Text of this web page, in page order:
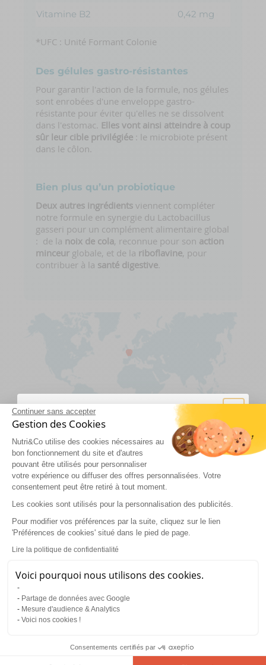
Continuer sans accepter
Gestion des Cookies
Nutri&Co utilise des cookies nécessaires au
bon fonctionnement du site et d'autres
pouvant être utilisés pour personnaliser
votre expérience ou diffuser des offres personnalisées. Votre
consentement peut être retiré à tout moment.
Les cookies sont utilisés pour la personnalisation des publicités.
Pour modifier vos préférences par la suite, cliquez sur le lien
'Préférences de cookies' situé dans le pied de page.
Lire la politique de confidentialité
Voici pourquoi nous utilisons des cookies.
Partage de données avec Google
Mesure d'audience & Analytics
Voici nos cookies !
Consentements certifiés par
Vitamine B2 0,42 mg
*UFC : Unité Formant Colonie
Des gélules gastro-résistantes
Pour garantir l'action de la formule, nos gélules
sont enrobées d'une enveloppe gastro-
résistante pour éviter qu'elles ne se dissolvent
dans l'estomac. Elles vont ainsi atteindre à coup
sûr leur cible privilégiée : le microbiote présent
dans le côlon.
Bien plus qu’un probiotique
Deux autres ingrédients viennent compléter
notre formule en synergie du Lactobacillus
gasseri pour un complément alimentaire global
: de la noix de cola, reconnue pour son action
minceur globale, et de la riboflavine, pour
contribuer à la santé digestive
Origine des ingrédients
Encapsulation - EXDEN
Carquefou, France
Lactobacillus gasseri - BIOPROX HEALTHCARE
Noix de Cola - Pharmanager Ingredients
Lieu de culture : Afrique et Amérique Latine
Bienfaits du Lactobacillus gasseri
Ingrédients et analyses
Conseils d’utilisation
-10% OFFERTS
Sur votre première commande
Email
En vous inscrivant vous acceptez de recevoir nos